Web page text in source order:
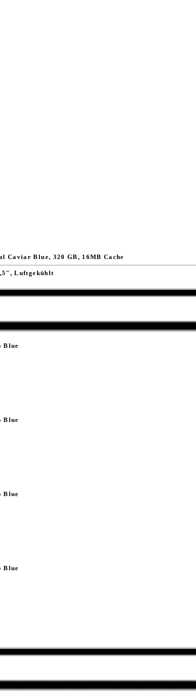
Caviar Blue, 320 GB, 16MB Cache
Luftgekühlt
Blue
Blue
Blue
Blue